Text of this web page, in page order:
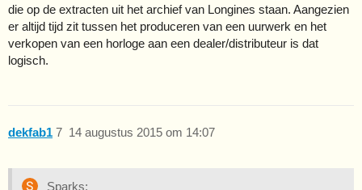
die op de extracten uit het archief van Longines staan. Aangezien
er altijd tijd zit tussen het produceren van een uurwerk en het
verkopen van een horloge aan een dealer/distributeur is dat
logisch.
dekfab1 14 augustus 2015 om 14:07
7
Sparks: